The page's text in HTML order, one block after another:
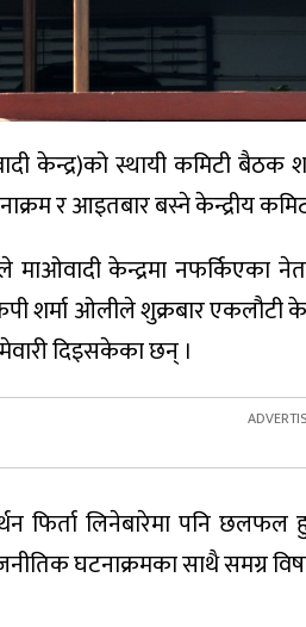
केन्द्र)को स्थायी कमिटी बैठक
र आइतबार बस्ने केन्द्रीय
केन्द्रमा नफर्किएका
केपी शर्मा ओलीले शुक्रबार
दिइसकेका छन् ।
फिर्ता लिनेबारेमा पनि
घटनाक्रमका साथै समग्र